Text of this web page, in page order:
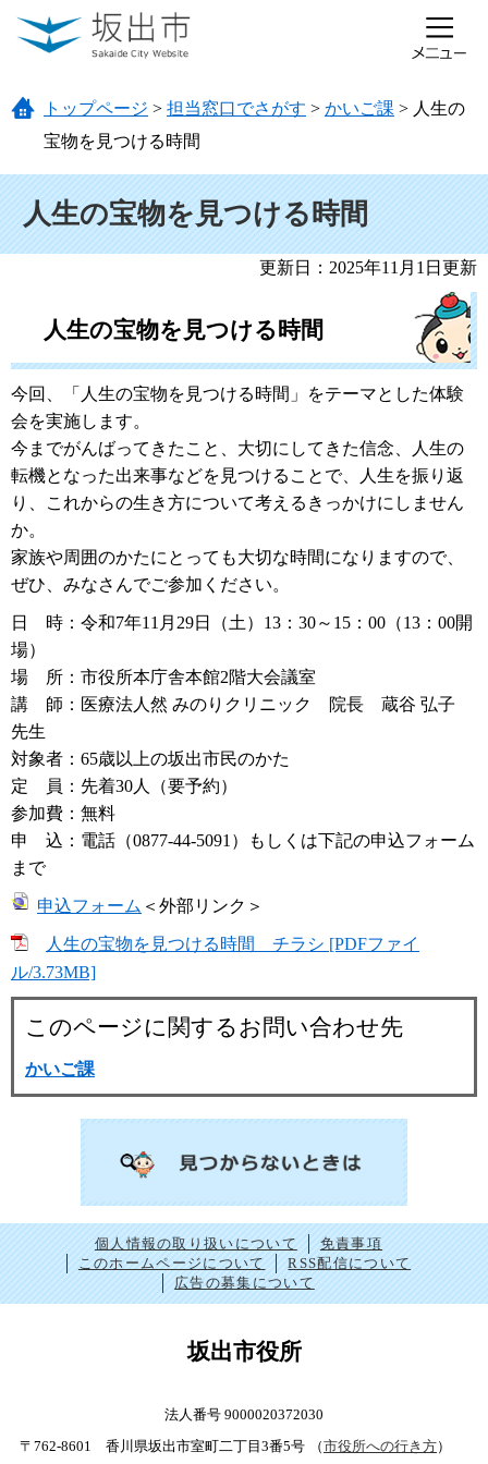
ページの先頭です。
メニューを飛ばして本文へ
トップページ > 担当窓口でさがす > かいご課 > 人生の
宝物を見つける時間
人生の宝物を見つける時間
更新日：2025年11月1日更新
人生の宝物を見つける時間
今回、「人生の宝物を見つける時間」をテーマとした体験
会を実施します。
今までがんばってきたこと、大切にしてきた信念、人生の
転機となった出来事などを見つけることで、人生を振り返
り、これからの生き方について考えるきっかけにしません
か。
家族や周囲のかたにとっても大切な時間になりますので、
ぜひ、みなさんでご参加ください。
日 時：令和7年11月29日（土）13：30～15：00（13：00開
場）
場 所：市役所本庁舎本館2階大会議室
講 師：医療法人然 みのりクリニック 院長 蔵谷 弘子
先生
対象者：65歳以上の坂出市民のかた
定 員：先着30人（要予約）
参加費：無料
申 込：電話（0877-44-5091）もしくは下記の申込フォーム
まで
申込フォーム ＜外部リンク＞
人生の宝物を見つける時間 チラシ [PDFファイ
ル/3.73MB]
このページに関するお問い合わせ先
かいご課
個人情報の取り扱いについて
免責事項
このホームページについて
RSS配信について
広告の募集について
坂出市役所
法人番号 9000020372030
〒762-8601 香川県坂出市室町二丁目3番5号
（市役所への行き方）